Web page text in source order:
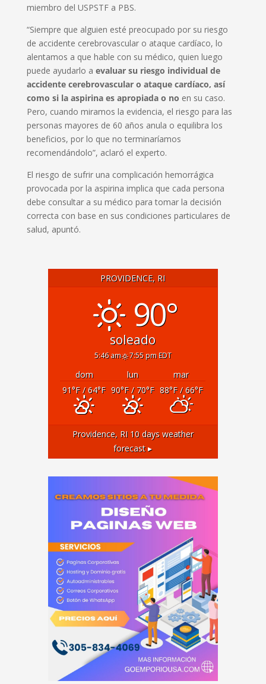
miembro del USPSTF a PBS.
“Siempre que alguien esté preocupado por su riesgo
de accidente cerebrovascular o ataque cardíaco, lo
alentamos a que hable con su médico, quien luego
puede ayudarlo a evaluar su riesgo individual de
accidente cerebrovascular o ataque cardíaco, así
como si la aspirina es apropiada o no en su caso.
Pero, cuando miramos la evidencia, el riesgo para las
personas mayores de 60 años anula o equilibra los
beneficios, por lo que no terminaríamos
recomendándolo”, aclaró el experto.
El riesgo de sufrir una complicación hemorrágica
provocada por la aspirina implica que cada persona
debe consultar a su médico para tomar la decisión
correcta con base en sus condiciones particulares de
salud, apuntó.
PROVIDENCE, RI
90°
soleado
5:46 am 7:55 pm EDT
dom lun
mar
91°F/ 64°F 90°F/ 70°F 88°F/ 66°F
Providence, RI10 days weather
forecast ▸